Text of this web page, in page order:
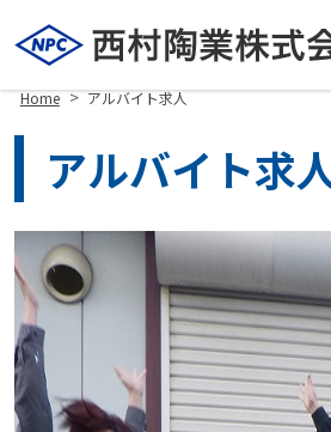
Home > アルバイト求人
アルバイト求
Site
Footer